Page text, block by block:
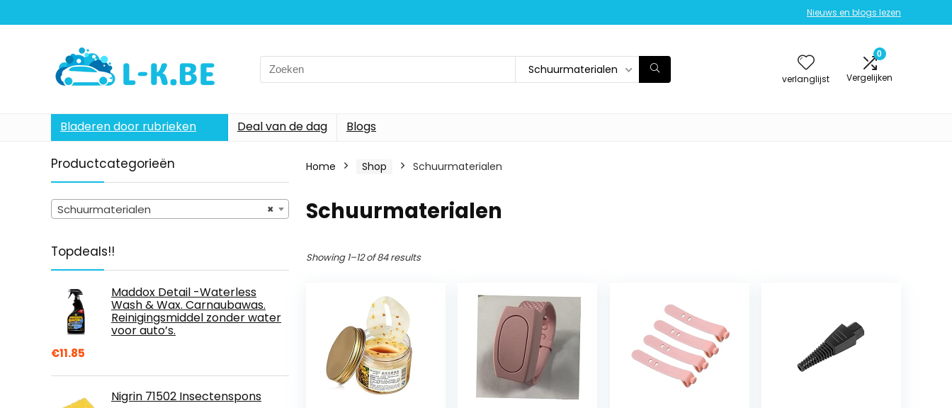
Nieuws en blogs lezen
Search
for:
Schuurmaterialen
verlanglijst
0
Vergelijken
Bladeren door rubrieken Deal van de dag Blogs
Productcategorieën
×
Schuurmaterialen
Topdeals!!
Maddox Detail -Waterless
Wash & Wax. Carnaubawas.
Reinigingsmiddel zonder water
voor auto’s.
€11.85
Nigrin 71502 Insectenspons
Home Shop Schuurmaterialen
Schuurmaterialen
Showing 1–12 of 84 results